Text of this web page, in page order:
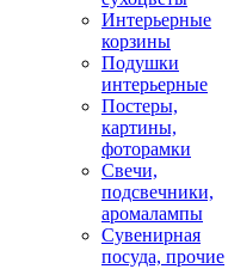
Интерьерные
корзины
Подушки
интерьерные
Постеры,
картины,
фоторамки
Свечи,
подсвечники,
аромалампы
Сувенирная
посуда, прочие